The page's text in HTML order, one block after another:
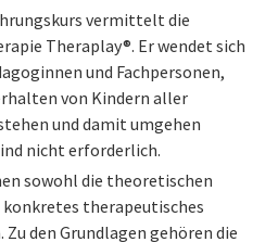
vermittelt die
Theraplay®. Er wendet sich
und Fachpersonen,
von Kindern aller
und damit umgehen
nicht erforderlich.
sowohl die theoretischen
konkretes therapeutisches
den Grundlagen gehören die